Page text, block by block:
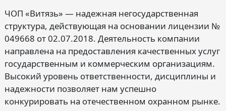
ЧОП «Витязь» — надежная негосударственная
структура, действующая на основании лицензии №
049668 от 02.07.2018. Деятельность компании
направлена на предоставления качественных услуг
государственным и коммерческим организациям.
Высокий уровень ответственности, дисциплины и
надежности позволяет нам успешно
конкурировать на отечественном охранном рынке.